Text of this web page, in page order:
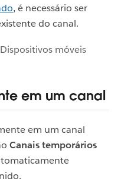
, é necessário ser
do canal.
Dispositivos móveis
em um canal
em um canal
Canais temporários